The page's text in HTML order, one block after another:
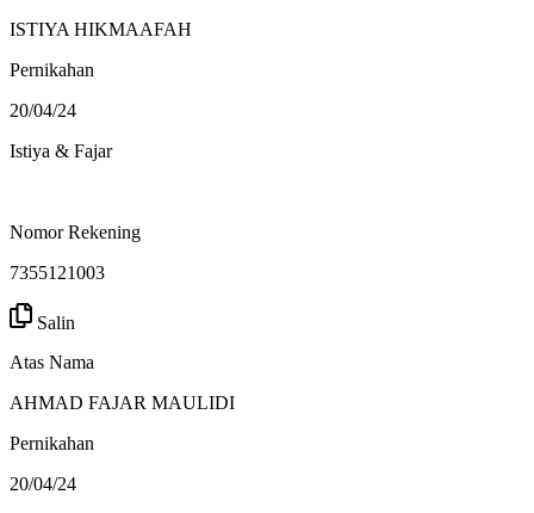
ISTIYA HIKMAAFAH
Pernikahan
20/04/24
Istiya & Fajar
Nomor Rekening
7355121003
Salin
Atas Nama
AHMAD FAJAR MAULIDI
Pernikahan
20/04/24